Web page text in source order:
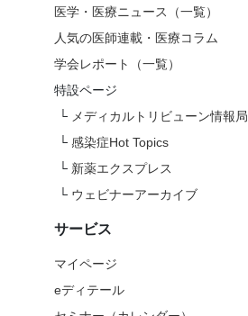
医学・医療ニュース（一覧）
人気の医師連載・医療コラム
学会レポート（一覧）
特設ページ
└ メディカルトリビューン情報局
└ 感染症Hot Topics
└ 新薬エクスプレス
└ ウェビナーアーカイブ
サービス
マイページ
eディテール